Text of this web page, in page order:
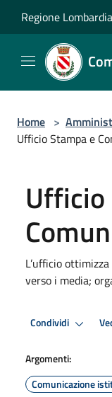
Regione Lombardia
Home >
Ufficio Stampa e
Ufficio
L’ufficio
verso i media;
Condividi
Argomenti:
Comunicazione